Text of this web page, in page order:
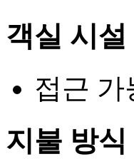
객실 시설
접근 가
지불 방식